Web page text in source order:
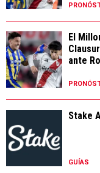
El
ante
Stake
GUÍAS